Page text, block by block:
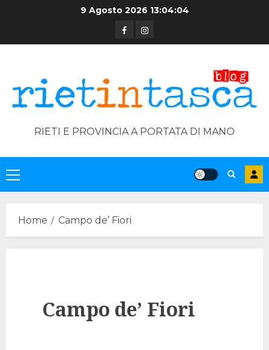
9 Agosto 2026 13:04:05
FacebookInstagram
RIETI E PROVINCIA A PORTATA DI MANO
Primary
Menu
Home Campo de’ Fiori
Campo de’ Fiori